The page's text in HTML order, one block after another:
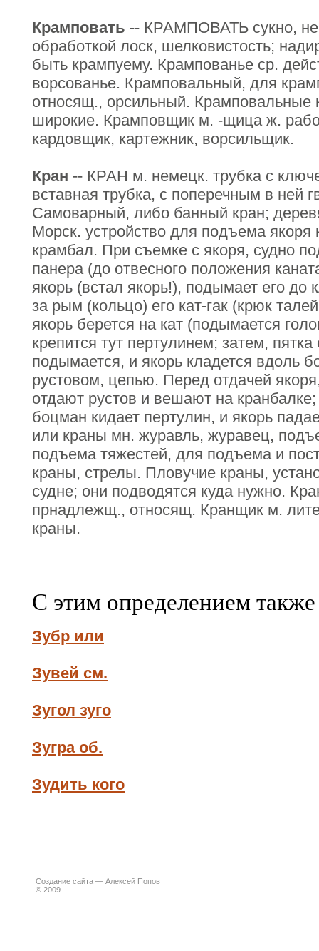
Крамповать -- КРАМПОВАТЬ сукно,
обработкой лоск, шелковистость;
быть крампуему. Крампованье ср.
ворсованье. Крамповальный, для
относящ., орсильный.
широкие. Крамповщик м. -щица ж.
кардовщик, картежник, ворсильщик.
Кран -- КРАН м. немецк. трубка с
вставная трубка, с поперечным в ней
Самоварный, либо банный кран;
Морск. устройство для подъема якоря
крамбал. При съемке с якоря, судно
панера (до отвесного положения
якорь (встал якорь!), подымает его до
за рым (кольцо) его кат-гак (крюк
якорь берется на кат (подымается
крепится тут пертулинем; затем,
подымается, и якорь кладется вдоль
рустовом, цепью. Перед отдачей
отдают рустов и вешают на
боцман кидает пертулин, и якорь
или краны мн. журавль, журавец,
подъема тяжестей, для подъема и
краны, стрелы. Пловучие краны,
судне; они подводятся куда нужно.
прнадлежщ., относящ. Кранщик м.
краны.
С этим определением
Зубр или
Зувей см.
Зугол зуго
Зугра об.
Зудить кого
Создание сайта — Алексей Попов
© 2009